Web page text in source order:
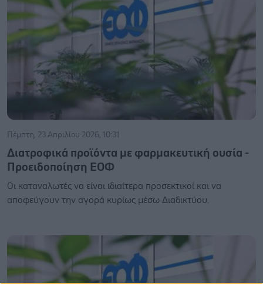
Πέμπτη, 23 Απριλίου 2026, 10:31
Διατροφικά προϊόντα με φαρμακευτική ουσία -
Προειδοποίηση ΕΟΦ
Οι καταναλωτές να είναι ιδιαίτερα προσεκτικοί και να
αποφεύγουν την αγορά κυρίως μέσω Διαδικτύου.